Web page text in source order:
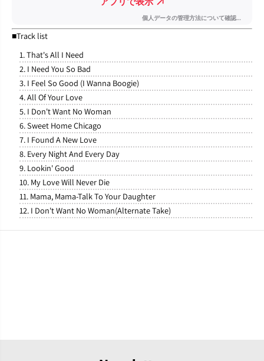
■Track list
1. That's All I Need
2. I Need You So Bad
3. I Feel So Good (I Wanna Boogie)
4. All Of Your Love
5. I Don't Want No Woman
6. Sweet Home Chicago
7. I Found A New Love
8. Every Night And Every Day
9. Lookin' Good
10. My Love Will Never Die
11. Mama, Mama-Talk To Your Daughter
12. I Don't Want No Woman(Alternate Take)